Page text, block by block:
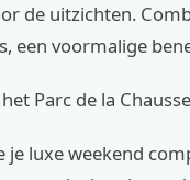
de uitzichten.
een voormalige
Parc de la
je luxe weekend